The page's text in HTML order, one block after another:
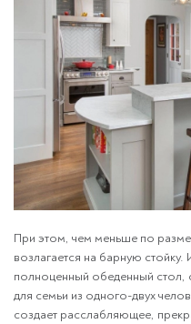
При этом, чем меньше по
возлагается на барную
полноценный обеденный
для семьи из одного-двух
создает расслабляющее,